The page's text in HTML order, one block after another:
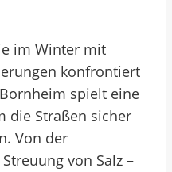
im Winter mit
konfrontiert
spielt eine
die Straßen sicher
Von der
von Salz –